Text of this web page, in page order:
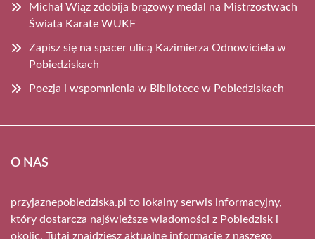
Michał Wiąz zdobija brązowy medal na Mistrzostwach
Świata Karate WUKF
Zapisz się na spacer ulicą Kazimierza Odnowiciela w
Pobiedziskach
Poezja i wspomnienia w Bibliotece w Pobiedziskach
O NAS
przyjaznepobiedziska.pl to lokalny serwis informacyjny,
który dostarcza najświeższe wiadomości z Pobiedzisk i
okolic. Tutaj znajdziesz aktualne informacje z naszego